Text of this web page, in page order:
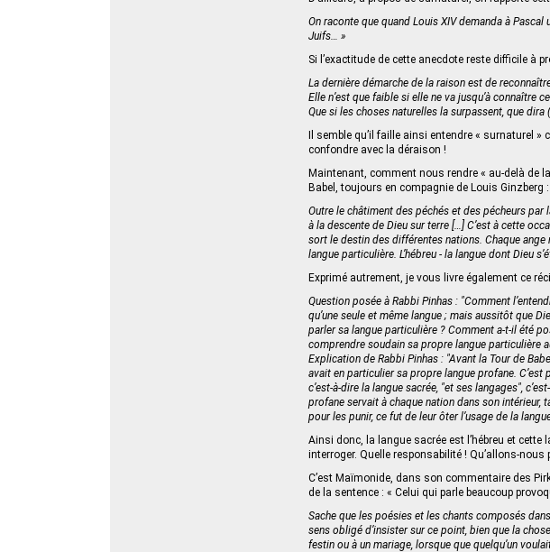
On raconte que quand Louis XIV demanda à
Juifs… »
Si l’exactitude de cette anecdote reste difficile à
La dernière démarche de la raison est de
Elle n’est que faible si elle ne va jusqu’à connaître
Que si les choses naturelles la surpassent, que dira
Il semble qu’il faille ainsi entendre « surnaturel
confondre avec la déraison !
Maintenant, comment nous rendre « au-delà de
Babel, toujours en compagnie de Louis Ginzberg :
Outre le châtiment des péchés et des pécheurs
à la descente de Dieu sur terre […] C’est à cette
sort le destin des différentes nations. Chaque
langue particulière. L’hébreu - la langue dont Dieu
Exprimé autrement, je vous livre également ce
Question posée à Rabbi Pinhas : "Comment
qu’une seule et même langue ; mais aussitôt que
parler sa langue particulière ? Comment a-t-il été
comprendre soudain sa propre langue particulière
Explication de Rabbi Pinhas : "Avant la Tour de
avait en particulier sa propre langue profane. C’est
c’est-à-dire la langue sacrée, "et ses langages",
profane servait à chaque nation dans son intérieur,
pour les punir, ce fut de leur ôter l’usage de la
Ainsi donc, la langue sacrée est l’hébreu et
interroger. Quelle responsabilité ! Qu’allons-
C’est Maïmonide, dans son commentaire des
de la sentence : « Celui qui parle beaucoup
Sache que les poésies et les chants composés
sens obligé d’insister sur ce point, bien que la
festin ou à un mariage, lorsque que quelqu’un